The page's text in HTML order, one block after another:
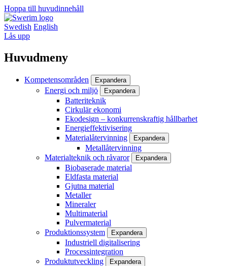
Hoppa till huvudinnehåll
Swedish English
Lås upp
Huvudmeny
Kompetensområden Expandera
Energi och miljö Expandera
Batteriteknik
Cirkulär ekonomi
Ekodesign – konkurrenskraftig hållbarhet
Energieffektivisering
Materialåtervinning
Expandera
Metallåtervinning
Materialteknik och råvaror
Expandera
Biobaserade material
Eldfasta material
Gjutna material
Metaller
Mineraler
Multimaterial
Pulvermaterial
Produktionssystem
Expandera
Industriell digitalisering
Processintegration
Produktutveckling
Expandera